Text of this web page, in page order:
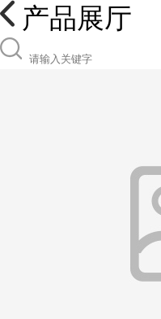
产品展厅